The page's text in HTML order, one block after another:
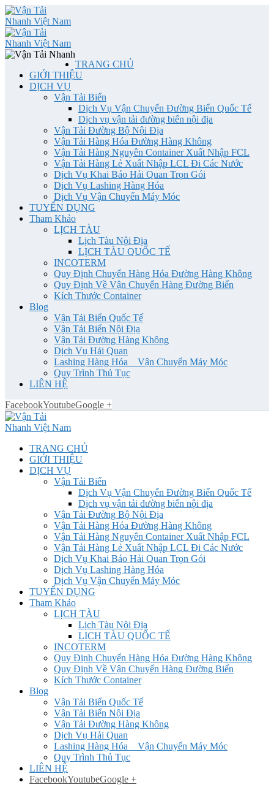
TRANG CHỦ
GIỚI THIỆU
DỊCH VỤ
Vận Tải Biển
Dịch Vụ Vận Chuyển Đường Biển Quốc Tế
Dịch vụ vận tải đường biển nội địa
Vận Tải Đường Bộ Nội Địa
Vận Tải Hàng Hóa Đường Hàng Không
Vận Tải Hàng Nguyên Container Xuất Nhập FCL
Vận Tải Hàng Lẻ Xuất Nhập LCL Đi Các Nước
Dịch Vụ Khai Báo Hải Quan Trọn Gói
Dịch Vụ Lashing Hàng Hóa
Dịch Vụ Vận Chuyển Máy Móc
TUYỂN DỤNG
Tham Khảo
LỊCH TÀU
Lịch Tàu Nội Địa
LỊCH TÀU QUỐC TẾ
INCOTERM
Quy Định Chuyển Hàng Hóa Đường Hàng Không
Quy Định Về Vận Chuyển Hàng Đường Biển
Kích Thước Container
Blog
Vận Tải Biển Quốc Tế
Vận Tải Biển Nội Địa
Vận Tải Đường Hàng Không
Dịch Vụ Hải Quan
Lashing Hàng Hóa _ Vận Chuyển Máy Móc
Quy Trình Thủ Tục
LIÊN HỆ
FacebookYoutubeGoogle +
TRANG CHỦ
GIỚI THIỆU
DỊCH VỤ
Vận Tải Biển
Dịch Vụ Vận Chuyển Đường Biển Quốc Tế
Dịch vụ vận tải đường biển nội địa
Vận Tải Đường Bộ Nội Địa
Vận Tải Hàng Hóa Đường Hàng Không
Vận Tải Hàng Nguyên Container Xuất Nhập FCL
Vận Tải Hàng Lẻ Xuất Nhập LCL Đi Các Nước
Dịch Vụ Khai Báo Hải Quan Trọn Gói
Dịch Vụ Lashing Hàng Hóa
Dịch Vụ Vận Chuyển Máy Móc
TUYỂN DỤNG
Tham Khảo
LỊCH TÀU
Lịch Tàu Nội Địa
LỊCH TÀU QUỐC TẾ
INCOTERM
Quy Định Chuyển Hàng Hóa Đường Hàng Không
Quy Định Về Vận Chuyển Hàng Đường Biển
Kích Thước Container
Blog
Vận Tải Biển Quốc Tế
Vận Tải Biển Nội Địa
Vận Tải Đường Hàng Không
Dịch Vụ Hải Quan
Lashing Hàng Hóa _ Vận Chuyển Máy Móc
Quy Trình Thủ Tục
LIÊN HỆ
FacebookYoutubeGoogle +